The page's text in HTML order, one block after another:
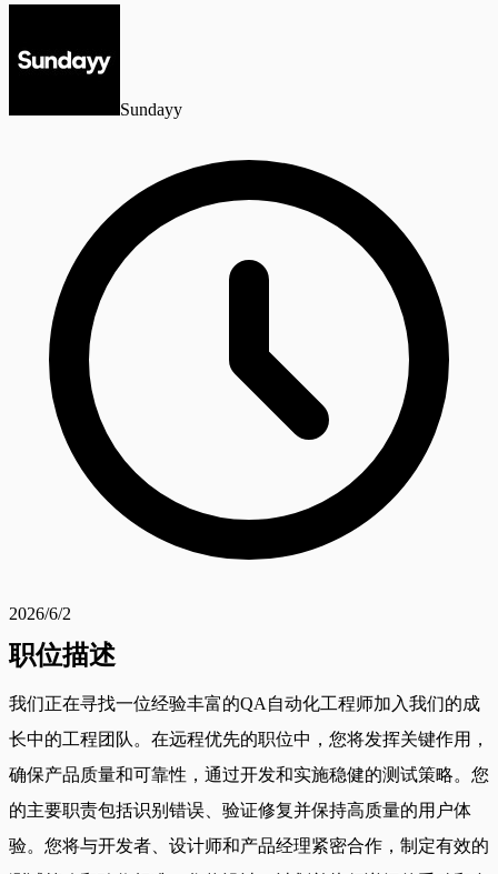
Sundayy
2026/6/2
职位描述
我们正在寻找一位经验丰富的QA自动化工程师加入我们的成
长中的工程团队。在远程优先的职位中，您将发挥关键作用，
确保产品质量和可靠性，通过开发和实施稳健的测试策略。您
的主要职责包括识别错误、验证修复并保持高质量的用户体
验。您将与开发者、设计师和产品经理紧密合作，制定有效的